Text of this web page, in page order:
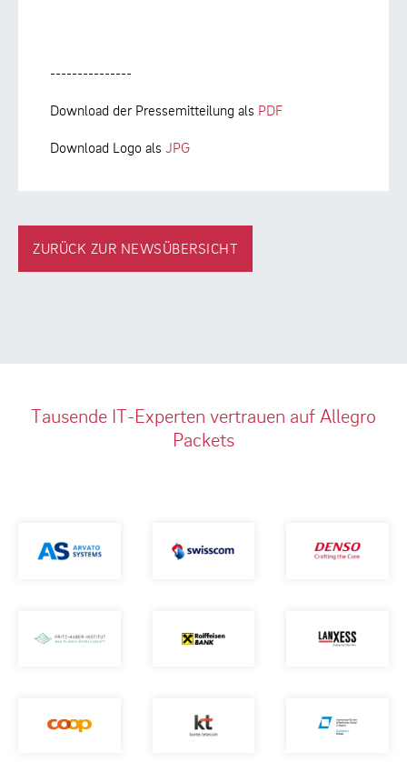
---------------
Download der Pressemitteilung als PDF
Download Logo als JPG
ZURÜCK ZUR NEWSÜBERSICHT
Tausende IT-Experten vertrauen auf Allegro
Packets